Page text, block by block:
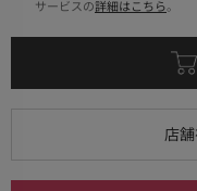
サービスの詳細はこちら。